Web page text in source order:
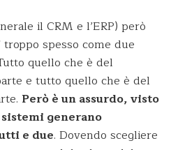
il CRM e l’ERP) però
spesso come due
quello che è del
e tutto quello che è del
Però è un assurdo, visto
generano
e due. Dovendo scegliere